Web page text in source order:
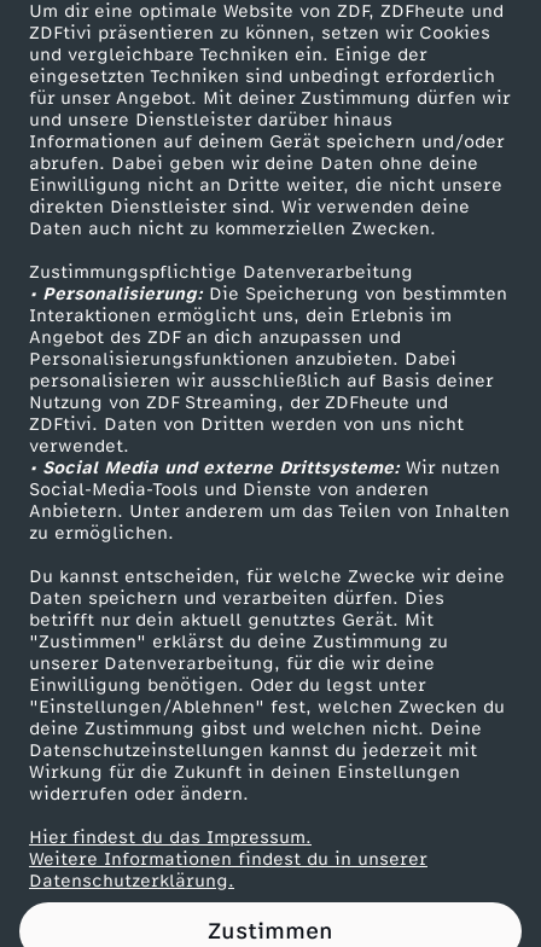
Um dir eine optimale Website von ZDF, ZDFheute und
ZDFtivi präsentieren zu können, setzen wir Cookies
und vergleichbare Techniken ein. Einige der
eingesetzten Techniken sind unbedingt erforderlich
für unser Angebot. Mit deiner Zustimmung dürfen wir
und unsere Dienstleister darüber hinaus
Informationen auf deinem Gerät speichern und/oder
abrufen. Dabei geben wir deine Daten ohne deine
Einwilligung nicht an Dritte weiter, die nicht unsere
direkten Dienstleister sind. Wir verwenden deine
Daten auch nicht zu kommerziellen Zwecken.
Zustimmungspflichtige Datenverarbeitung
• Personalisierung:Die Speicherung von bestimmten
Interaktionen ermöglicht uns, dein Erlebnis im
Angebot des ZDF an dich anzupassen und
Personalisierungsfunktionen anzubieten. Dabei
personalisieren wir ausschließlich auf Basis deiner
Nutzung von ZDF Streaming, der ZDFheute und
ZDFtivi. Daten von Dritten werden von uns nicht
verwendet.
• Social Media und externe Drittsysteme:Wir nutzen
Social-Media-Tools und Dienste von anderen
Anbietern. Unter anderem um das Teilen von Inhalten
zu ermöglichen.
Du kannst entscheiden, für welche Zwecke wir deine
Daten speichern und verarbeiten dürfen. Dies
betrifft nur dein aktuell genutztes Gerät. Mit
"Zustimmen" erklärst du deine Zustimmung zu
unserer Datenverarbeitung, für die wir deine
Einwilligung benötigen. Oder du legst unter
"Einstellungen/Ablehnen" fest, welchen Zwecken du
deine Zustimmung gibst und welchen nicht. Deine
Datenschutzeinstellungen kannst du jederzeit mit
Wirkung für die Zukunft in deinen Einstellungen
widerrufen oder ändern.
Hier findest du das Impressum.
Weitere Informationen findest du in unserer
Datenschutzerklärung.
Zustimmen
u
n
g
a
u
f
B
a
u
s
t
e
l
l
e
n
Mehr ZDF
ZDF-Apps
Smart TV
ZDFtext
Livestreams
Sendungen A-Z
TV-Programm
Service
ZDFmitreden
Kontakt zum ZDF
Tickets
Zuschauerservice
Hilfe
ZDF Unternehmen
Karriere
ZDF goes Schule
Werbefernsehen
Mainzelmännchen
Partner